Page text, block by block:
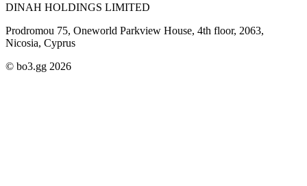
DINAH HOLDINGS LIMITED
Prodromou 75, Oneworld Parkview House, 4th floor, 2063,
Nicosia, Cyprus
© bo3.gg 2026